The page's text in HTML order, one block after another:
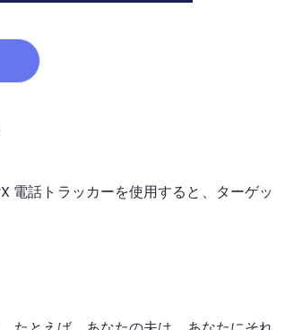
電話トラッカーを使用すると、ターゲッ